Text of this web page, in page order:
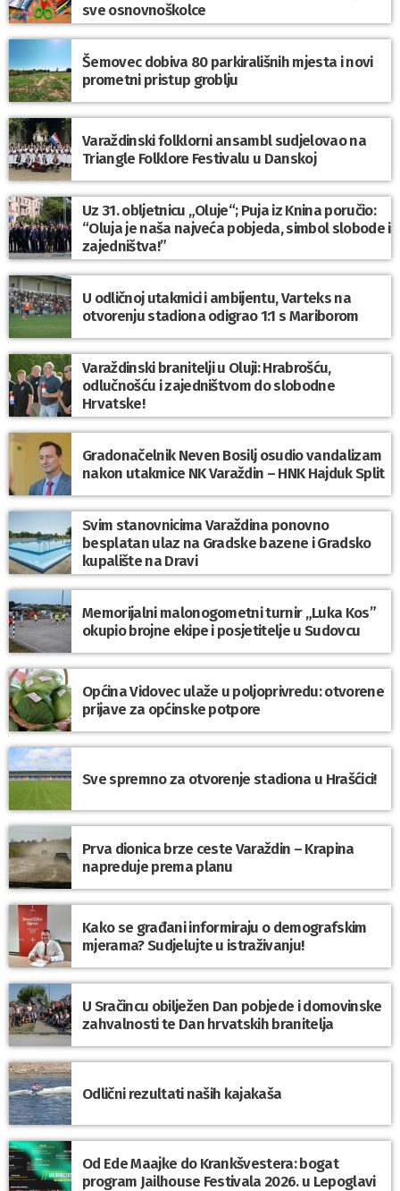
sve osnovnoškolce
Šemovec dobiva 80 parkirališnih mjesta i novi
prometni pristup groblju
Varaždinski folklorni ansambl sudjelovao na
Triangle Folklore Festivalu u Danskoj
Uz 31. obljetnicu „Oluje“; Puja iz Knina poručio:
“Oluja je naša najveća pobjeda, simbol slobode i
zajedništva!”
U odličnoj utakmici i ambijentu, Varteks na
otvorenju stadiona odigrao 1:1 s Mariborom
Varaždinski branitelji u Oluji: Hrabrošću,
odlučnošću i zajedništvom do slobodne
Hrvatske!
Gradonačelnik Neven Bosilj osudio vandalizam
nakon utakmice NK Varaždin – HNK Hajduk Split
Svim stanovnicima Varaždina ponovno
besplatan ulaz na Gradske bazene i Gradsko
kupalište na Dravi
Memorijalni malonogometni turnir „Luka Kos”
okupio brojne ekipe i posjetitelje u Sudovcu
Općina Vidovec ulaže u poljoprivredu: otvorene
prijave za općinske potpore
Sve spremno za otvorenje stadiona u Hrašćici!
Prva dionica brze ceste Varaždin – Krapina
napreduje prema planu
Kako se građani informiraju o demografskim
mjerama? Sudjelujte u istraživanju!
U Sračincu obilježen Dan pobjede i domovinske
zahvalnosti te Dan hrvatskih branitelja
Odlični rezultati naših kajakaša
Od Ede Maajke do Krankšvestera: bogat
program Jailhouse Festivala 2026. u Lepoglavi